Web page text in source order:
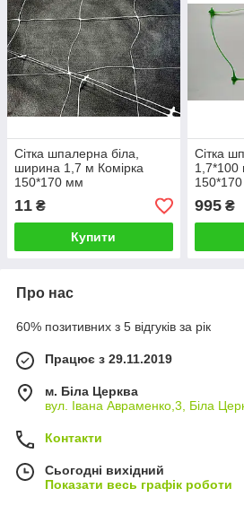
Сітка шпалерна біла,
ширина 1,7 м Комірка
150*170 мм
11 ₴
Купити
Сітка
1,7*100
995₴
Про нас
60% позитивних з 5 відгуків за рік
Працює з 29.11.2019
м. Біла Церква
вул. Івана Авраменко,3, Біла
Контакти
Сьогодні вихідний
Показати весь графік роботи